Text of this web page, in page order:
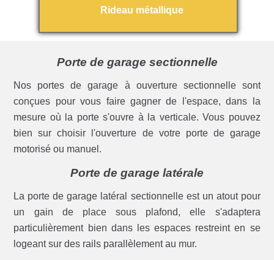
Rideau métallique
Porte de garage sectionnelle
Nos portes de garage à ouverture sectionnelle sont
conçues pour vous faire gagner de l'espace, dans la
mesure où la porte s'ouvre à la verticale. Vous pouvez
bien sur choisir l'ouverture de votre porte de garage
motorisé ou manuel.
Porte de garage latérale
La porte de garage latéral sectionnelle est un atout pour
un gain de place sous plafond, elle s'adaptera
particulièrement bien dans les espaces restreint en se
logeant sur des rails parallèlement au mur.